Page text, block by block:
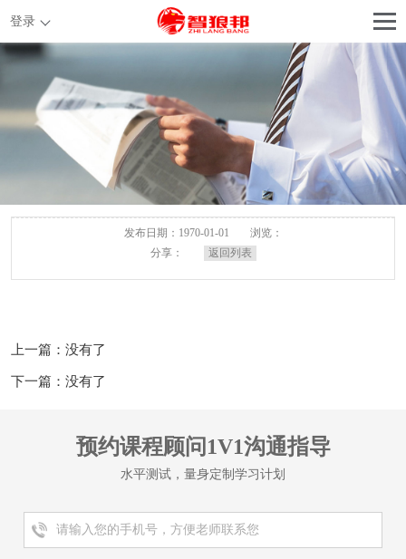
登录
发布日期：1970-01-01
浏览：
分享：
返回列表
上一篇：没有了
下一篇：没有了
预约课程顾问1V1沟通指导
水平测试，量身定制学习计划